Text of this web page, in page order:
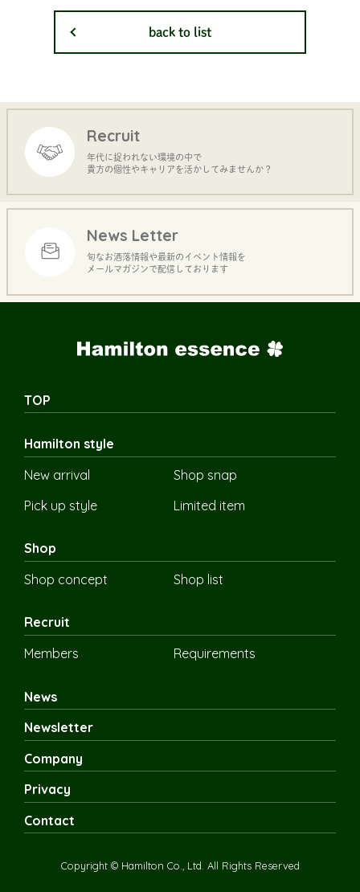
back to list
Recruit
年代に捉われない環境の中で
貴方の個性やキャリアを活かしてみませんか？
News Letter
旬なお洒落情報や最新のイベント情報を
メールマガジンで配信しております
TOP
Hamilton style
New arrival
Shop snap
Pick up style
Limited item
Shop
Shop concept
Shop list
Recruit
Members
Requirements
News
Newsletter
Company
Privacy
Contact
Copyright © Hamilton Co., Ltd. All Rights Reserved